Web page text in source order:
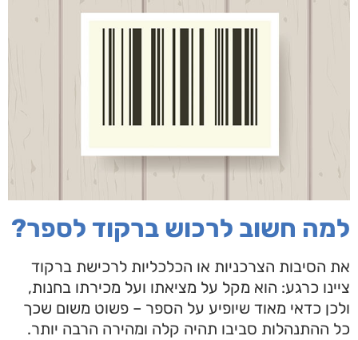
למה חשוב לרכוש ברקוד לספר?
את הסיבות הצרכניות או הכלכליות לרכישת ברקוד
ציינו כרגע: הוא מקל על מציאתו ועל מכירתו בחנות,
ולכן כדאי מאוד שיופיע על הספר – פשוט משום שכך
כל ההתנהלות סביבו תהיה קלה ומהירה הרבה יותר.